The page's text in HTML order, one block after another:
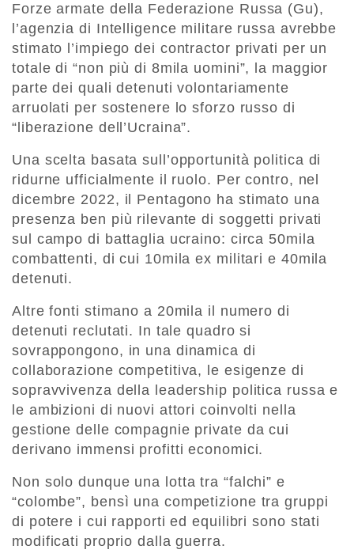
Forze armate della Federazione Russa (Gu),
l’agenzia di Intelligence militare russa avrebbe
stimato l’impiego dei contractor privati per un
totale di “non più di 8mila uomini”, la maggior
parte dei quali detenuti volontariamente
arruolati per sostenere lo sforzo russo di
“liberazione dell’Ucraina”.
Una scelta basata sull’opportunità politica di
ridurne ufficialmente il ruolo. Per contro, nel
dicembre 2022, il Pentagono ha stimato una
presenza ben più rilevante di soggetti privati
sul campo di battaglia ucraino: circa 50mila
combattenti, di cui 10mila ex militari e 40mila
detenuti.
Altre fonti stimano a 20mila il numero di
detenuti reclutati. In tale quadro si
sovrappongono, in una dinamica di
collaborazione competitiva, le esigenze di
sopravvivenza della leadership politica russa e
le ambizioni di nuovi attori coinvolti nella
gestione delle compagnie private da cui
derivano immensi profitti economici.
Non solo dunque una lotta tra “falchi” e
“colombe”, bensì una competizione tra gruppi
di potere i cui rapporti ed equilibri sono stati
modificati proprio dalla guerra.